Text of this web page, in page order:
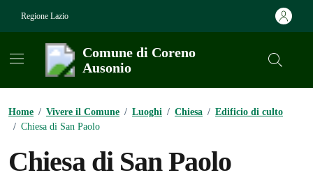
Regione Lazio
Comune di Coreno
Ausonio
Home / Vivere il Comune / Luoghi / Chiesa / Edificio di culto
/ Chiesa di San Paolo
Chiesa di San Paolo